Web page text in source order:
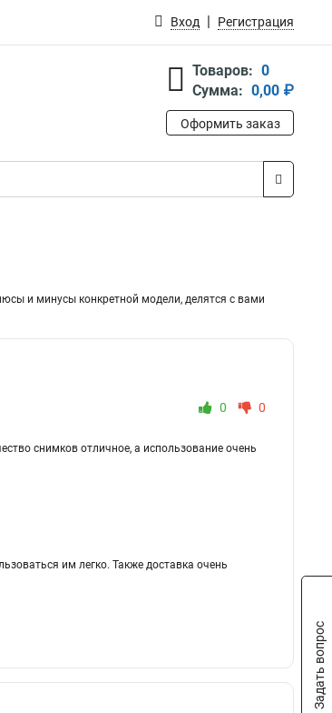
Вход Регистрация
Товаров: 0
Сумма: 0,00 ₽
Оформить заказ
и минусы конкретной модели, делятся с вами
0 0
снимков отличное, а использование очень
им легко. Также доставка очень
Задать вопрос